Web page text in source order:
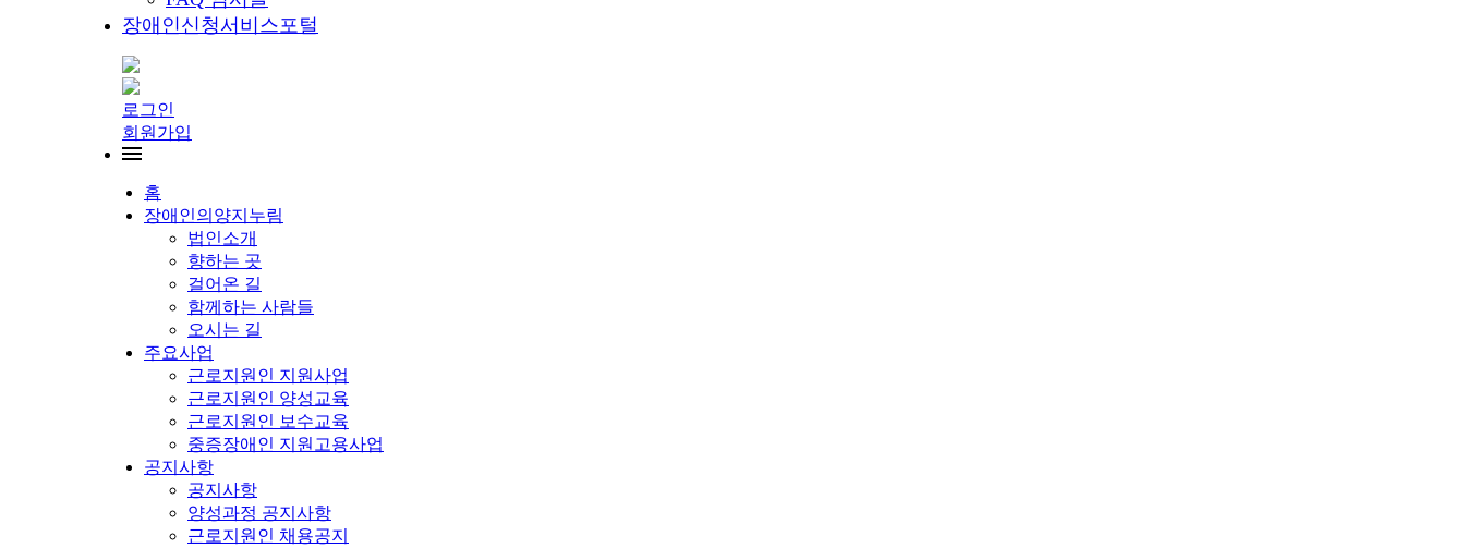
장애인신청서비스포털
로그인
회원가입
홈
장애인의양지누림
법인소개
향하는 곳
걸어온 길
함께하는 사람들
오시는 길
주요사업
근로지원인 지원사업
근로지원인 양성교육
근로지원인 보수교육
중증장애인 지원고용사업
공지사항
공지사항
양성과정 공지사항
근로지원인 채용공지